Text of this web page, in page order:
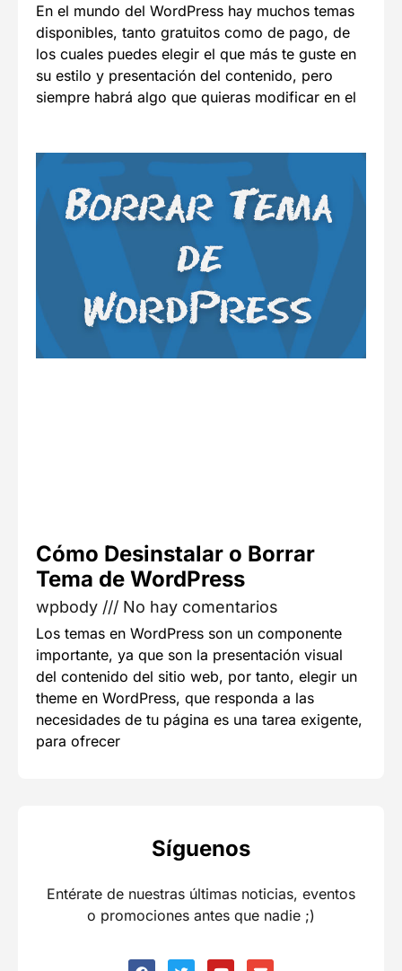
En el mundo del WordPress hay muchos temas
disponibles, tanto gratuitos como de pago, de
los cuales puedes elegir el que más te guste en
su estilo y presentación del contenido, pero
siempre habrá algo que quieras modificar en el
Cómo Desinstalar o Borrar
Tema de WordPress
wpbody No hay comentarios
Los temas en WordPress son un componente
importante, ya que son la presentación visual
del contenido del sitio web, por tanto, elegir un
theme en WordPress, que responda a las
necesidades de tu página es una tarea exigente,
para ofrecer
Síguenos
Entérate de nuestras últimas noticias, eventos
o promociones antes que nadie ;)